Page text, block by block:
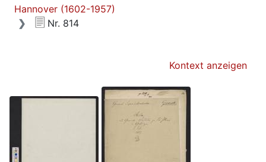
Hannover (1602-1957)
Nr. 814
Kontext anzeigen